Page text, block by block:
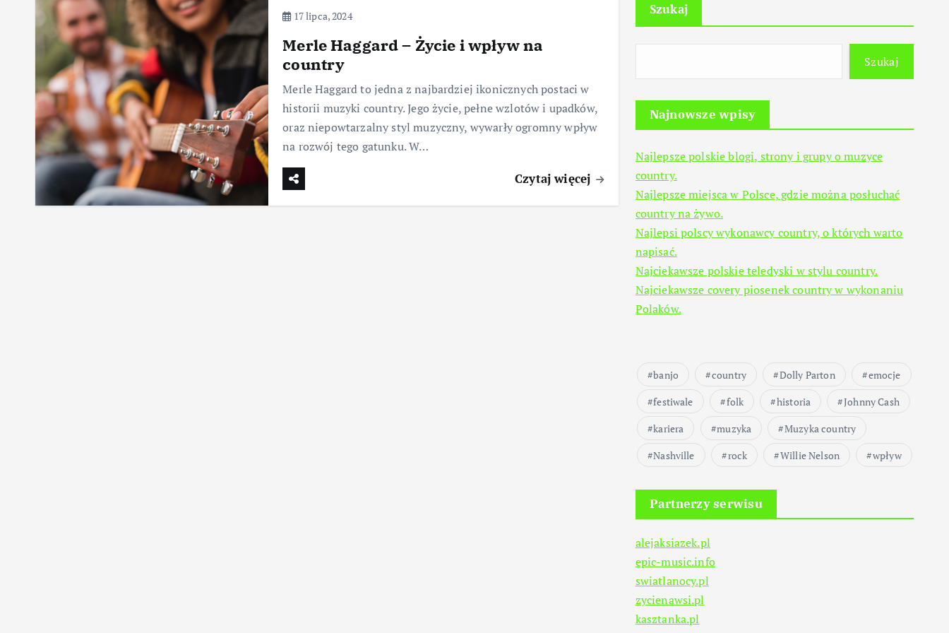
17 lipca, 2024
Merle Haggard – Życie i wpływ na
country
Merle Haggard to jedna z najbardziej ikonicznych postaci w
historii muzyki country. Jego życie, pełne wzlotów i upadków,
oraz niepowtarzalny styl muzyczny, wywarły ogromny wpływ
na rozwój tego gatunku. W…
Czytaj więcej
Szukaj
Szukaj
Najnowsze wpisy
Najlepsze polskie blogi, strony i grupy o muzyce
country.
Najlepsze miejsca w Polsce, gdzie można posłuchać
country na żywo.
Najlepsi polscy wykonawcy country, o których warto
napisać.
Najciekawsze polskie teledyski w stylu country.
Najciekawsze covery piosenek country w wykonaniu
Polaków.
banjo country Dolly Parton
emocje
festiwale
folk historia
Johnny Cash
kariera
muzyka
Muzyka country
Nashville
rock Willie Nelson wpływ
Partnerzy serwisu
alejaksiazek.pl
epic-music.info
swiatlanocy.pl
zycienawsi.pl
kasztanka.pl